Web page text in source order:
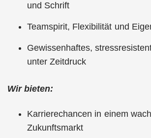
und Schrift
Teamspirit, Flexibilität und
Gewissenhaftes,
unter Zeitdruck
Wir bieten:
Karrierechancen in einem
Zukunftsmarkt